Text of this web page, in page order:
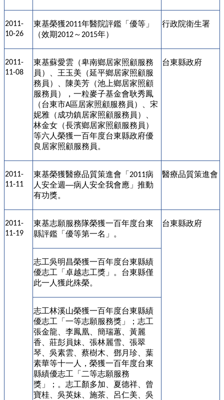
2011-
10-26
東基榮獲2011年醫院評鑑「優等」
（效期2012～2015年）
行政院衛生署
2011-
11-08
東基蘇愛雲（卑南鄉居家照顧服務
員）、王玉美（延平鄉居家照顧服
務員）、陳美芳（池上鄉居家照顧
服務員），一粒麥子基金會耿秀鳳
（台東市A區居家照顧服務員）、宋
妮雅（成功鎮居家照顧服務員）、
林金女（長濱鄉居家照顧服務員）
等六人榮獲一百年度台東縣政府優
良居家照顧服務員。
台東縣政府
2011-
11-11
東基榮獲醫療品質策進會「 2011病
人安全週──病人安全我會應」推動
有功獎。
醫療品質策進會
2011-
11-19
東基志願服務隊榮獲一百年度台東
縣評鑑「優等第一名」。
台東縣政府
志工吳明昌榮獲一百年度台東縣績
優志工「卓越志工獎」。台東縣僅
此一人獲此殊榮。
志工林溪山榮獲一百年度台東縣績
優志工「一等志願服務獎」；志工
張金龍、李鳳凰、簡瑞蕙、黃麗
香、莊彭員妹、張林麗雪、張翠
琴、吳素雲、蔡樹木、鄧月珍、葉
素華等十一人，榮獲一百年度台東
縣績優志工「二等志願服務
獎」；。志工顏多加、夏德祥、曾
寶桂、吳英妹、施茶、呂仁美、吳